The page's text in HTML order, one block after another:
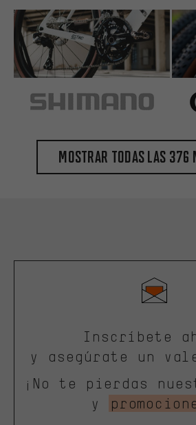
Mostrar todas las 376
Inscríbete
y asegúrate un
¡No te pierdas
y